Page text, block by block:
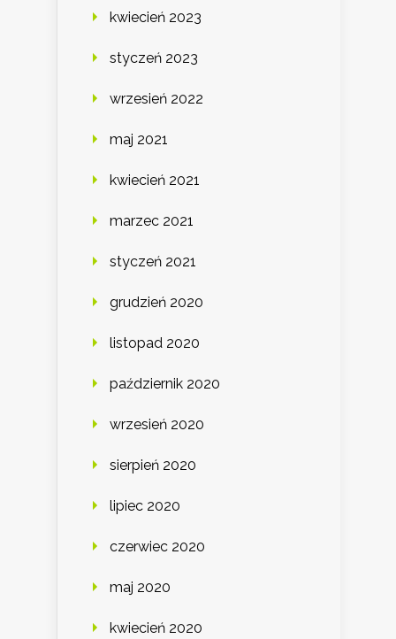
kwiecień 2023
styczeń 2023
wrzesień 2022
maj 2021
kwiecień 2021
marzec 2021
styczeń 2021
grudzień 2020
listopad 2020
październik 2020
wrzesień 2020
sierpień 2020
lipiec 2020
czerwiec 2020
maj 2020
kwiecień 2020